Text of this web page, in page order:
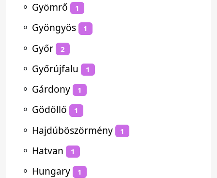
⚬ Gyömrő 1
⚬ Gyöngyös 1
⚬ Győr 2
⚬ Győrújfalu 1
⚬ Gárdony 1
⚬ Gödöllő 1
⚬ Hajdúböszörmény 1
⚬ Hatvan 1
⚬ Hungary 1